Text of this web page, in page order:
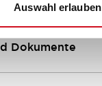
Auswahl erlauben
Dokumente